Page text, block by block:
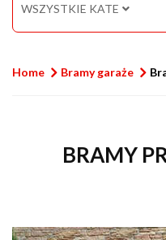
WSZYSTKIE KATEGORIE
Home Bramy garaże
BRAMY